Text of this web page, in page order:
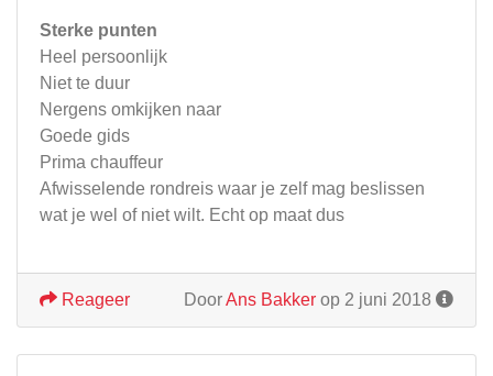
Sterke punten
Heel persoonlijk
Niet te duur
Nergens omkijken naar
Goede gids
Prima chauffeur
Afwisselende rondreis waar je zelf mag beslissen
wat je wel of niet wilt. Echt op maat dus
DoorAns Bakker op 2 juni 2018
Reageer